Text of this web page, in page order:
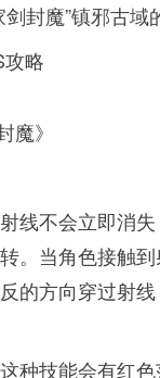
封魔”镇邪古
攻略
魔》
线不会立即消
。当角色接触
的方向穿过射
种技能会有红